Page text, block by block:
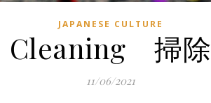
JAPANESE CULTURE
Cleaning 掃除
11/06/2021